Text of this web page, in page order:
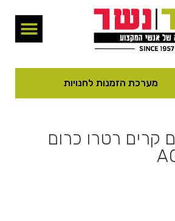
מערכת הזמנות לחנויות
קרים רטרו כרום